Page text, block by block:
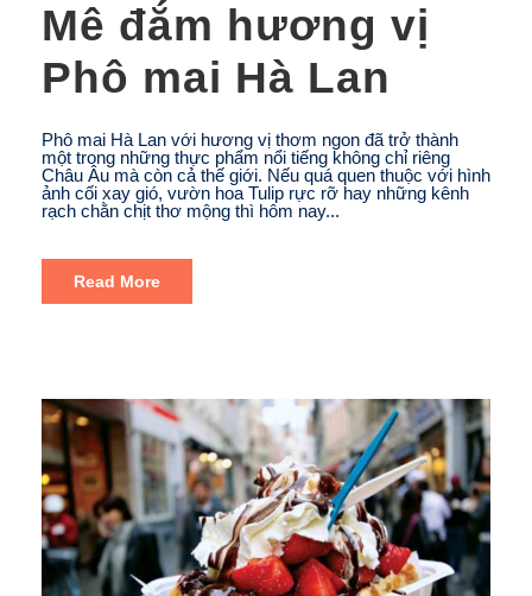
Mê đắm hương vị
Phô mai Hà Lan
Phô mai Hà Lan với hương vị thơm ngon đã trở thành
một trong những thực phẩm nổi tiếng không chỉ riêng
Châu Âu mà còn cả thế giới. Nếu quá quen thuộc với hình
ảnh cối xay gió, vườn hoa Tulip rực rỡ hay những kênh
rạch chằn chịt thơ mộng thì hôm nay...
Read More